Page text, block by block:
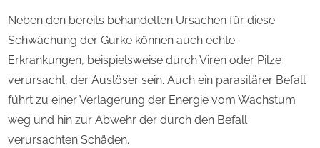
Neben den bereits behandelten Ursachen für diese
Schwächung der Gurke können auch echte
Erkrankungen, beispielsweise durch Viren oder Pilze
verursacht, der Auslöser sein. Auch ein parasitärer Befall
führt zu einer Verlagerung der Energie vom Wachstum
weg und hin zur Abwehr der durch den Befall
verursachten Schäden.